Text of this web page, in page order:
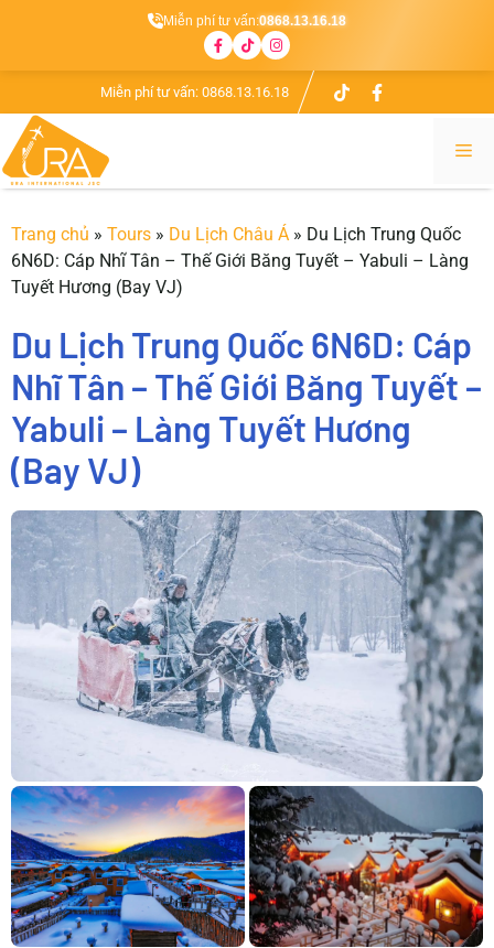
Miễn phí tư vấn:0868.13.16.18
đến
nội
dung
Miễn phí tư vấn: 0868.13.16.18
Trang chủ »Tours » Du Lịch Châu Á » Du Lịch Trung Quốc
6N6D: Cáp Nhĩ Tân – Thế Giới Băng Tuyết – Yabuli – Làng
Tuyết Hương (Bay VJ)
Du Lịch Trung Quốc 6N6D: Cáp
Nhĩ Tân – Thế Giới Băng Tuyết –
Yabuli – Làng Tuyết Hương
(Bay VJ)